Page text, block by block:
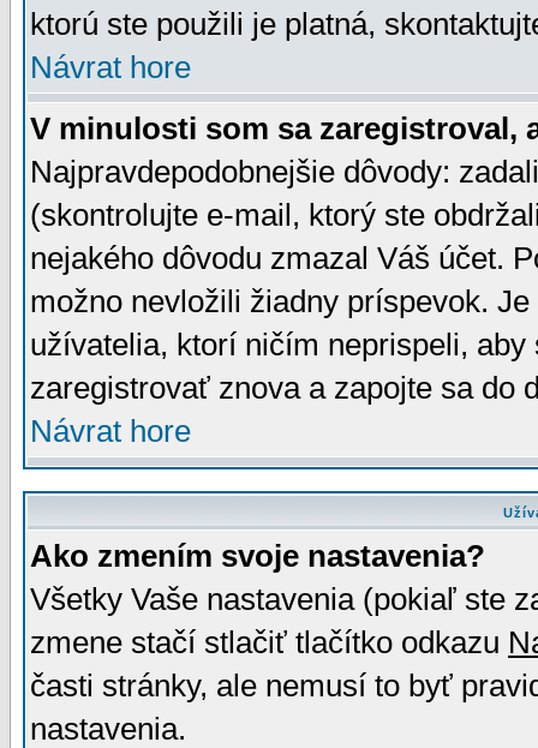
ktorú ste použili je platná,
Návrat hore
V minulosti som sa zaregistroval,
Najpravdepodobnejšie dôvody:
(skontrolujte e-mail, ktorý ste
nejakého dôvodu zmazal Váš účet.
možno nevložili žiadny príspevok.
užívatelia, ktorí ničím neprispeli,
zaregistrovať znova a zapojte sa do
Návrat hore
Ako zmením svoje nastavenia?
Všetky Vaše nastavenia (pokiaľ ste
zmene stačí stlačiť tlačítko odkazu
časti stránky, ale nemusí to byť
nastavenia.